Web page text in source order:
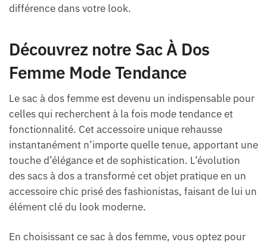
différence dans votre look.
Découvrez notre Sac À Dos
Femme Mode Tendance
Le sac à dos femme est devenu un indispensable pour
celles qui recherchent à la fois mode tendance et
fonctionnalité. Cet accessoire unique rehausse
instantanément n’importe quelle tenue, apportant une
touche d’élégance et de sophistication. L’évolution
des sacs à dos a transformé cet objet pratique en un
accessoire chic prisé des fashionistas, faisant de lui un
élément clé du look moderne.
En choisissant ce sac à dos femme, vous optez pour